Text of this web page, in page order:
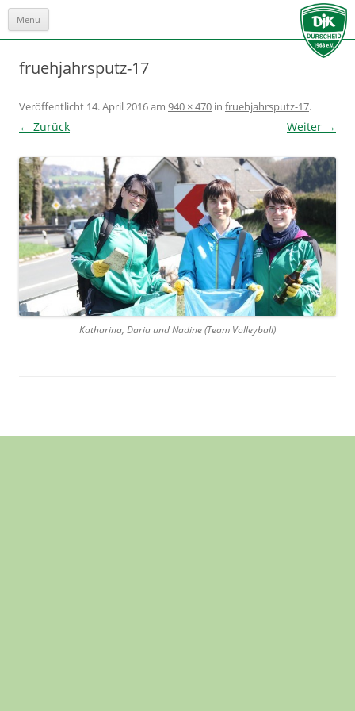
Menü
Zum
fruehjahrsputz-17
Veröffentlicht 14. April 2016am 940 × 470 in fruehjahrsputz-17.
← Zurück Weiter →
Katharina, Daria und Nadine (Team Volleyball)